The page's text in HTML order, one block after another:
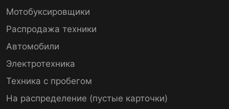
Мотобуксировщики
Распродажа техники
Автомобили
Электротехника
Техника с пробегом
На распределение (пустые карточки)